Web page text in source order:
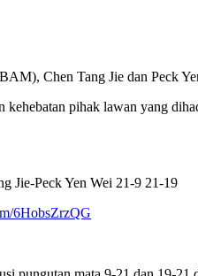
Chen Tang Jie dan
pihak lawan yang
Jie-Peck Yen Wei 21-9 21-19
6HobsZrzQG